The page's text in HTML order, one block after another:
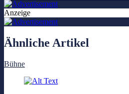
Anzeige
Ähnliche Artikel
Bühne